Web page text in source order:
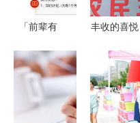
「前辈有
科类求职分
享座谈会第
二期活动回
丰收的喜悦
搏——记华
阴市庆祝中
国农民丰收